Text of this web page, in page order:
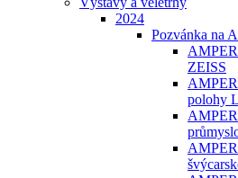
2024
Pozvánka na
ZEISS
polohy
AMPER